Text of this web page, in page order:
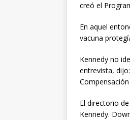
creó el
En aquel
vacuna
Kennedy no
entrevista,
El directorio
Kennedy.